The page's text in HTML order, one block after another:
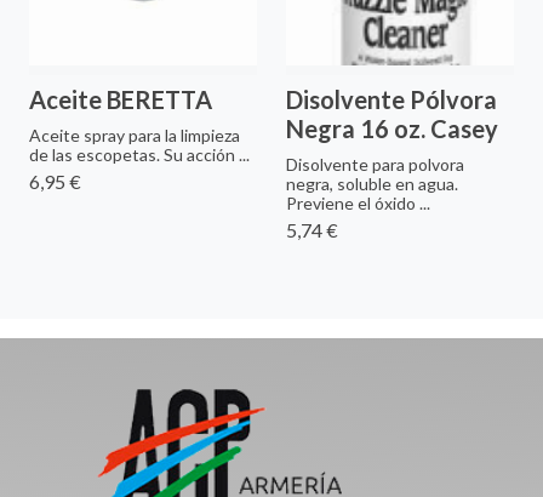
Aceite BERETTA
Aceite spray para la limpieza
de las escopetas. Su acción ...
6,95 €
Disolvente Pólvora
Negra 16 oz. Casey
Disolvente para polvora
negra, soluble en agua.
Previene el óxido ...
5,74 €